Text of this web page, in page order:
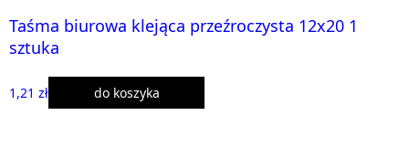
Taśma biurowa klejąca przeźroczysta 12x20 1
sztuka
1,21 zł do koszyka